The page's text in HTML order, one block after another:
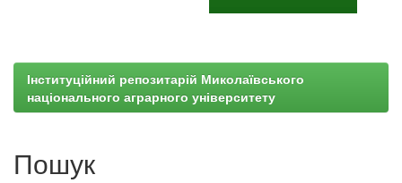
Інституційний репозитарій Миколаївського
національного аграрного університету
Пошук